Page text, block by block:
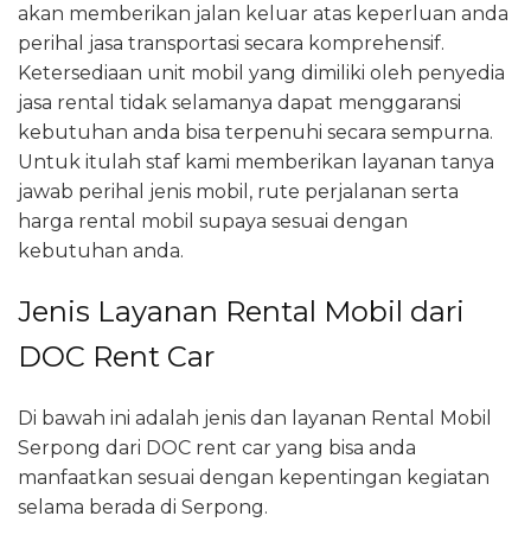
akan memberikan jalan keluar atas keperluan anda
perihal jasa transportasi secara komprehensif.
Ketersediaan unit mobil yang dimiliki oleh penyedia
jasa rental tidak selamanya dapat menggaransi
kebutuhan anda bisa terpenuhi secara sempurna.
Untuk itulah staf kami memberikan layanan tanya
jawab perihal jenis mobil, rute perjalanan serta
harga rental mobil supaya sesuai dengan
kebutuhan anda.
Jenis Layanan Rental Mobil dari
DOC Rent Car
Di bawah ini adalah jenis dan layanan Rental Mobil
Serpong dari DOC rent car yang bisa anda
manfaatkan sesuai dengan kepentingan kegiatan
selama berada di Serpong.